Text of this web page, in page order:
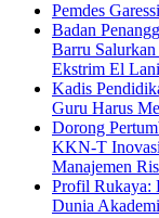
Pemdes
Badan
Barru
Ekstrim El
Kadis
Guru Harus
Dorong
KKN-T Inovasi
Manajemen
Profil Rukaya:
Dunia